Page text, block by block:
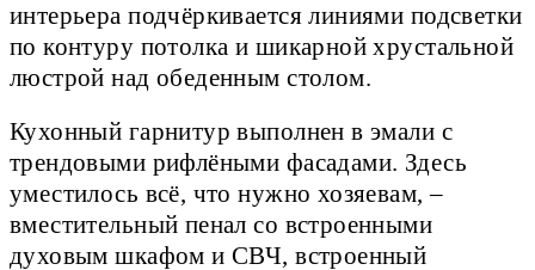
интерьера подчёркивается линиями подсветки
по контуру потолка и шикарной хрустальной
люстрой над обеденным столом.
Кухонный гарнитур выполнен в эмали с
трендовыми рифлёными фасадами. Здесь
уместилось всё, что нужно хозяевам, –
вместительный пенал со встроенными
духовым шкафом и СВЧ, встроенный